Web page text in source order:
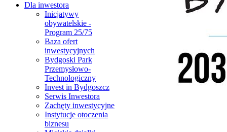
Dla inwestora
Inicjatywy
obywatelskie -
Program 25/75
Baza ofert
inwestycyjnych
Bydgoski Park
Przemysłowo-
Technologiczny
Invest in Bydgoszcz
Serwis Inwestora
Zachęty inwestycyjne
Instytucje otoczenia
biznesu